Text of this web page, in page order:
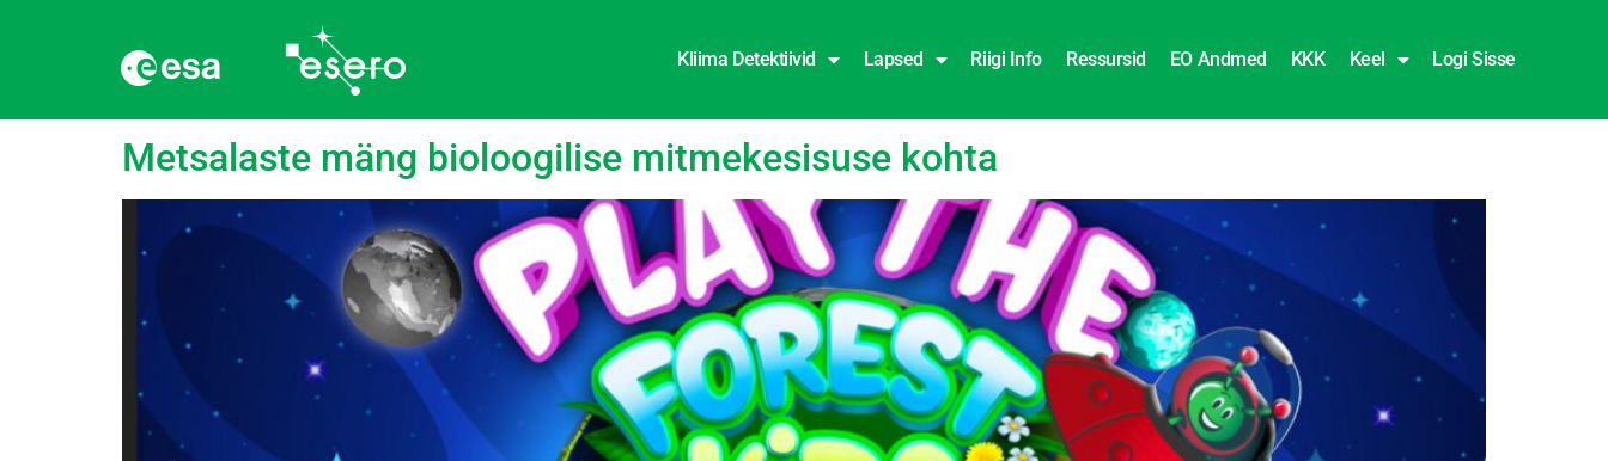
Kliima Detektiivid Lapsed Riigi Info Ressursid EO Andmed KKK Keel Logi Sisse
Rubriik: Mäng
Metsalaste mäng bioloogilise mitmekesisuse kohta